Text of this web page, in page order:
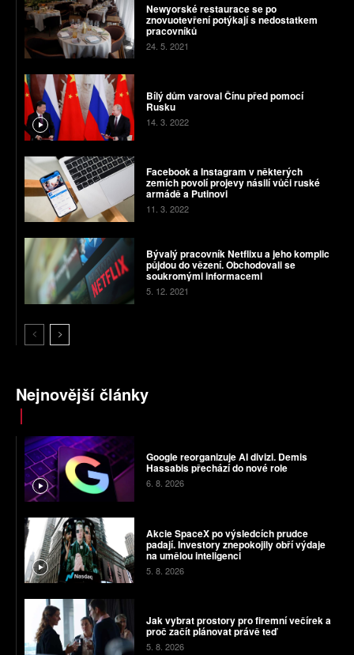
Newyorské restaurace se po
znovuotevření potýkají s nedostatkem
pracovníků
24. 5. 2021
Bílý dům varoval Čínu před pomocí
Rusku
14. 3. 2022
Facebook a Instagram v některých
zemích povolí projevy násilí vůči ruské
armádě a Putinovi
11. 3. 2022
Bývalý pracovník Netflixu a jeho komplic
půjdou do vězení. Obchodovali se
soukromými informacemi
5. 12. 2021
Nejnovější články
Google reorganizuje AI divizi. Demis
Hassabis přechází do nové role
6. 8. 2026
Akcie SpaceX po výsledcích prudce
padají. Investory znepokojily obří výdaje
na umělou inteligenci
5. 8. 2026
Jak vybrat prostory pro firemní večírek a
proč začít plánovat právě teď
5. 8. 2026